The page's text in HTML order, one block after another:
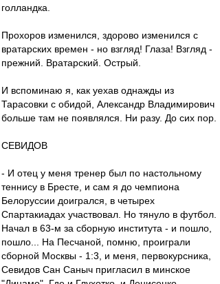
голландка.
Прохоров изменился, здорово изменился с
вратарских времен - но взгляд! Глаза! Взгляд -
прежний. Вратарский. Острый.
И вспоминаю я, как уехав однажды из
Тарасовки с обидой, Александр Владимирович
больше там не появлялся. Ни разу. До сих пор.
СЕВИДОВ
- И отец у меня тренер был по настольному
теннису в Бресте, и сам я до чемпиона
Белоруссии доигрался, в четырех
Спартакиадах участвовал. Но тянуло в футбол.
Начал в 63-м за сборную института - и пошло,
пошло... На Песчаной, помню, проиграли
сборной Москвы - 1:3, и меня, первокурсника,
Севидов Сан Саныч пригласил в минское